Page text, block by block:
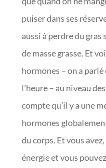
puiser dans ses
aussi à perdre du gras
de masse grasse. Et
hormones – on a
l’heure – au niveau
compte qu’il y a une
hormones
du corps. Et vous
énergie et vous